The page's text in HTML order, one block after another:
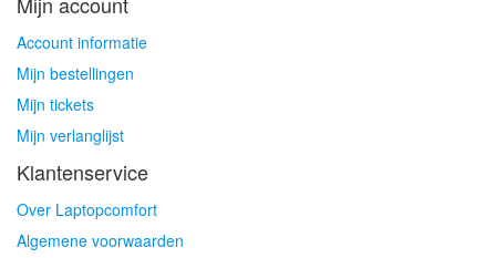
Account informatie
Mijn bestellingen
Mijn tickets
Mijn verlanglijst
Klantenservice
Over Laptopcomfort
Algemene voorwaarden